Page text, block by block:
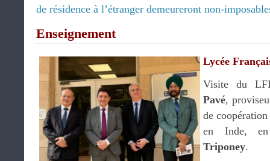
de résidence à l’étranger demeureront non-
Enseignement
Lycée
Visite du
Pavé,
de
en Inde,
Triponey.